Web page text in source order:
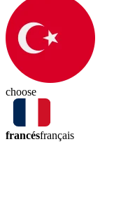
choose
francésfrançais